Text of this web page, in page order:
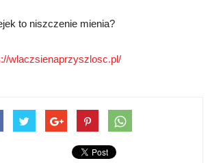
to niszczenie mienia?
wlaczsienaprzyszlosc.pl/